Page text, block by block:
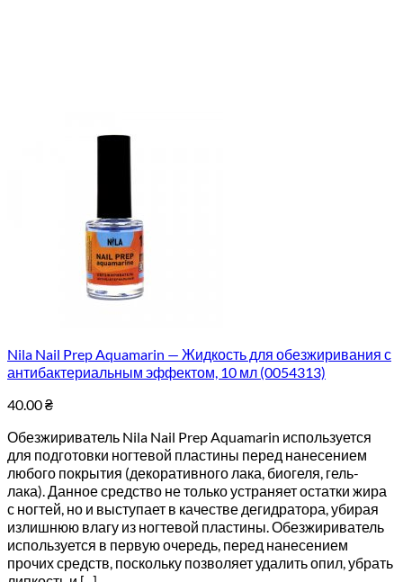
Nila Nail Prep Aquamarin — Жидкость для обезжиривания с
антибактериальным эффектом, 10 мл (0054313)
40.00₴
Обезжириватель Nila Nail Prep Aquamarin используется
для подготовки ногтевой пластины перед нанесением
любого покрытия (декоративного лака, биогеля, гель-
лака). Данное средство не только устраняет остатки жира
с ногтей, но и выступает в качестве дегидратора, убирая
излишнюю влагу из ногтевой пластины. Обезжириватель
используется в первую очередь, перед нанесением
прочих средств, поскольку позволяет удалить опил, убрать